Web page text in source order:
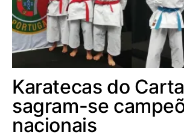
Karatecas do
sagram-se
nacionais